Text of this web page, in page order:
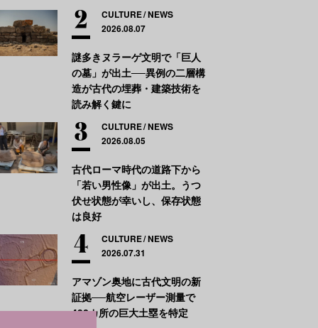
CULTURE NEWS
2026.08.07
謎多きヌラーゲ文明で「巨人
の墓」が出土──異例の二層構
造が古代の埋葬・建築技術を
読み解く鍵に
CULTURE NEWS
2026.08.05
古代ローマ時代の道路下から
「若い男性像」が出土。うつ
伏せ状態が幸いし、保存状態
は良好
CULTURE NEWS
2026.07.31
アマゾン奥地に古代文明の新
証拠──航空レーザー測量で
432カ所の巨大土塁を特定